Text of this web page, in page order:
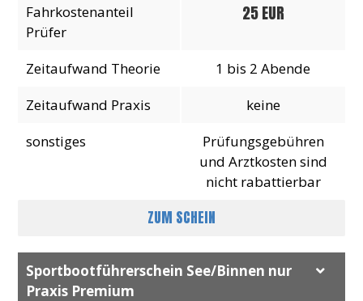
Fahrkostenanteil
Prüfer
Zeitaufwand Theorie
Zeitaufwand Praxis
sonstiges
25 EUR
1 bis 2 Abende
keine
Prüfungsgebühren
und Arztkosten sind
nicht rabattierbar
ZUM SCHEIN
Sportbootführerschein See/Binnen nur
Praxis Premium